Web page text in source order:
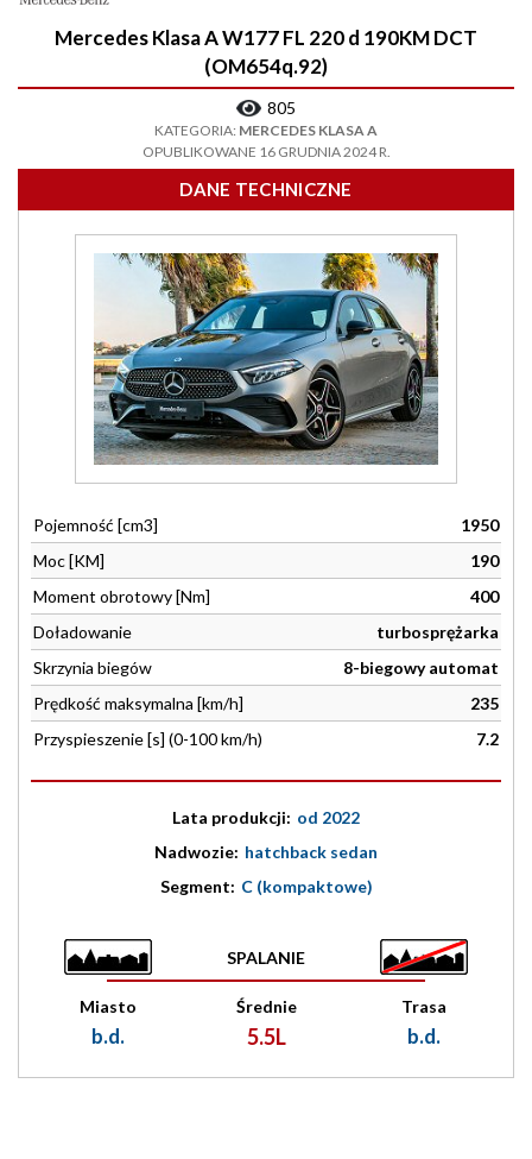
Mercedes Klasa A W177 FL 220 d 190KM DCT
(OM654q.92)
805
KATEGORIA: MERCEDES KLASA A
OPUBLIKOWANE 16 GRUDNIA 2024 R.
DANE TECHNICZNE
Pojemność [cm3]
1950
Moc [KM]
190
Moment obrotowy [Nm]
400
Doładowanie
turbosprężarka
Skrzynia biegów
8-biegowy automat
Prędkość maksymalna [km/h]
235
Przyspieszenie [s] (0-100 km/h)
7.2
Lata produkcji: od 2022
Nadwozie: hatchback sedan
Segment: C (kompaktowe)
SPALANIE
Miasto
b.d.
Średnie
5.5L
Trasa
b.d.